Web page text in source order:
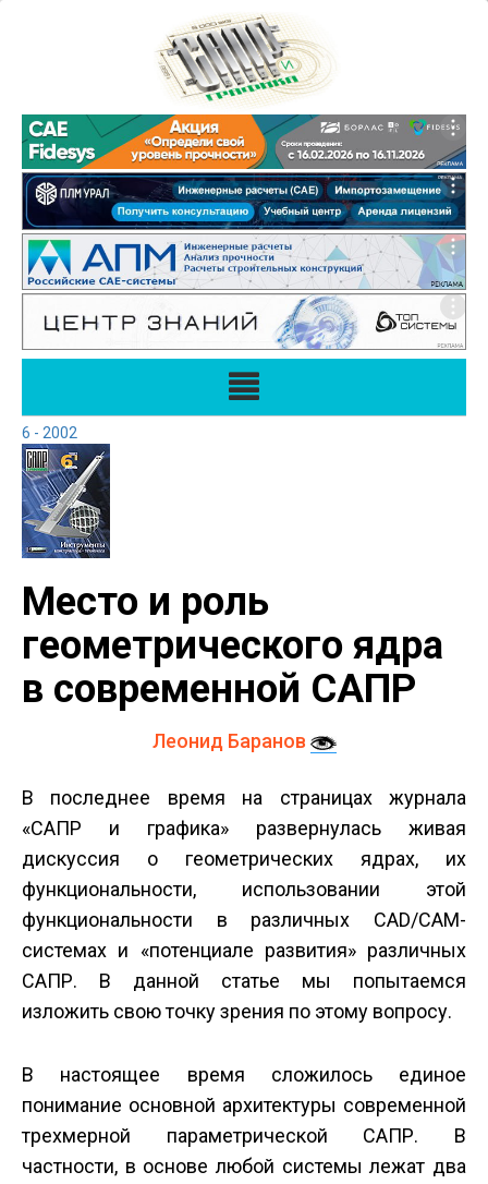
6 - 2002
Место и роль
геометрического ядра
в современной САПР
Леонид Баранов
В последнее время на страницах журнала
«САПР и графика» развернулась живая
дискуссия о геометрических ядрах, их
функциональности, использовании этой
функциональности в различных CAD/CAM-
системах и «потенциале развития» различных
САПР. В данной статье мы попытаемся
изложить свою точку зрения по этому вопросу.
В настоящее время сложилось единое
понимание основной архитектуры современной
трехмерной параметрической САПР. В
частности, в основе любой системы лежат два